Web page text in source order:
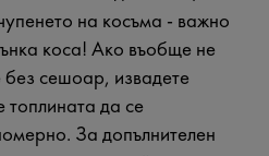
на косъма - важно
коса! Ако въобще не
сешоар, извадете
топлината да се
За допълнителен